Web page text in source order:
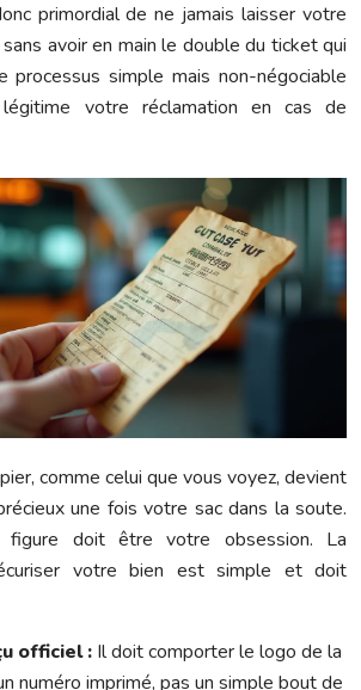
primordial de ne jamais laisser votre
avoir en main le double du ticket qui
processus simple mais non-négociable
votre réclamation en cas de
comme celui que vous voyez, devient
une fois votre sac dans la soute.
doit être votre obsession. La
votre bien est simple et doit
officiel : Il doit comporter le logo de la
numéro imprimé, pas un simple bout de